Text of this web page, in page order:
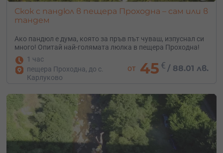
Скок с пандюл в пещера Проходна – сам или в
тандем
Ако пандюл е дума, която за пръв път чуваш, изпуснал си
много! Опитай най-голямата люлка в пещера Проходна!
1 час
пещера Проходна, до с.
Карлуково
от 45 € /88.01 лв.